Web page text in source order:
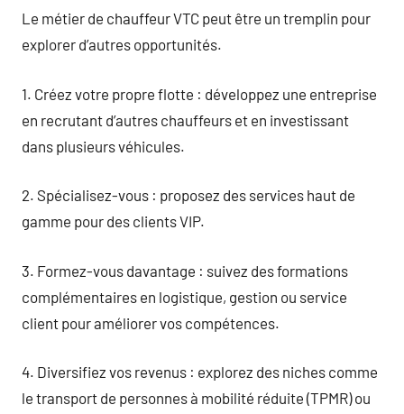
Le métier de chauffeur VTC peut être un tremplin pour
explorer d’autres opportunités.
1. Créez votre propre flotte : développez une entreprise
en recrutant d’autres chauffeurs et en investissant
dans plusieurs véhicules.
2. Spécialisez-vous : proposez des services haut de
gamme pour des clients VIP.
3. Formez-vous davantage : suivez des formations
complémentaires en logistique, gestion ou service
client pour améliorer vos compétences.
4. Diversifiez vos revenus : explorez des niches comme
le transport de personnes à mobilité réduite (TPMR) ou